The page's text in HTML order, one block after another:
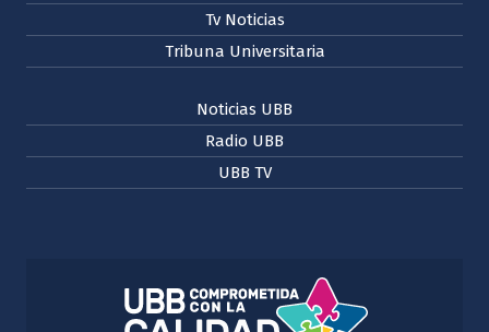
Tv Noticias
Tribuna Universitaria
Noticias UBB
Radio UBB
UBB TV